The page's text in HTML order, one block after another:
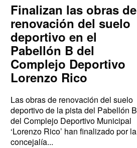
Finalizan las obras de
renovación del suelo
deportivo en el
Pabellón B del
Complejo Deportivo
Lorenzo Rico
Las obras de renovación del suelo
deportivo de la pista del Pabellón B
del Complejo Deportivo Municipal
‘Lorenzo Rico’ han finalizado por la
concejalía...